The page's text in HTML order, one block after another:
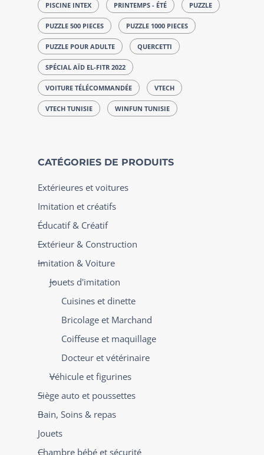
PISCINE INTEX PRINTEMPS - ÉTÉ PUZZLE
PUZZLE 500 PIECES PUZZLE 1000 PIECES
PUZZLE POUR ADULTE QUERCETTI
SPÉCIAL AÏD EL-FITR 2022
VOITURE TÉLÉCOMMANDÉE VTECH
VTECH TUNISIE WINFUN TUNISIE
CATÉGORIES DE PRODUITS
Extérieures et voitures
Imitation et créatifs
Éducatif & Créatif
Extérieur & Construction
Imitation & Voiture
Jouets d'imitation
Cuisines et dinette
Bricolage et Marchand
Coiffeuse et maquillage
Docteur et vétérinaire
Véhicule et figurines
Siège auto et poussettes
Bain, Soins & repas
Jouets
Chambre bébé et sécurité